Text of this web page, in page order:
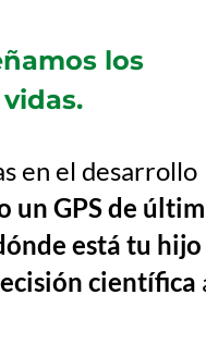
los
en el desarrollo
un GPS de
está tu hijo
científica